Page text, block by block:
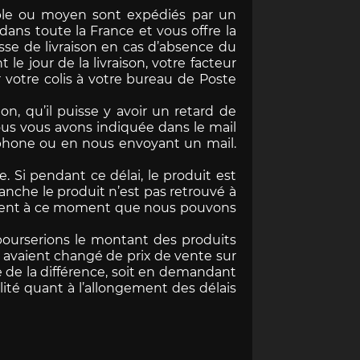
993 Porsche 911 type 996
718 Porsche 904
Porsche DESIGN
Sac à dos Porsche
bureau
Stylo Porsche Design
patchs
Casque pilote
Art Uli Hack
Clement
ou moyen sont expédiés par un
toute la France et vous offre la
de livraison en cas d’absence du
le jour de la livraison, votre facteur
colis à votre bureau de Poste
qu’il puisse y avoir un retard de
vous avons indiquée dans le mail
ou en nous envoyant un mail.
Si pendant ce délai, le produit est
le produit n’est pas retrouvé à
à ce moment que nous pouvons
le montant des produits
changé de prix de vente sur
la différence, soit en demandant
quant à l’allongement des délais